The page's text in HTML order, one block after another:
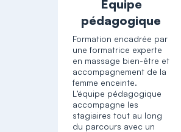
Équipe
pédagogique
Formation encadrée par
une formatrice experte
en massage bien-être et
accompagnement de la
femme enceinte.
L’équipe pédagogique
accompagne les
stagiaires tout au long
du parcours avec un